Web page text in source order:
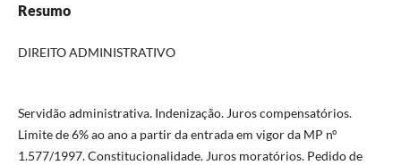
Resumo
DIREITO ADMINISTRATIVO
Servidão administrativa. Indenização. Juros compensatórios.
Limite de 6% ao ano a partir da entrada em vigor da MP n°
1.577/1997. Constitucionalidade. Juros moratórios. Pedido de